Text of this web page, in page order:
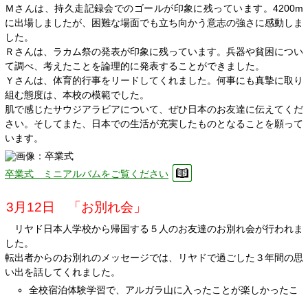
Ｍさんは、持久走記録会でのゴールが印象に残っています。4200m
に出場しましたが、困難な場面でも立ち向かう意志の強さに感動しま
した。
Ｒさんは、ラカム祭の発表が印象に残っています。兵器や貧困につい
て調べ、考えたことを論理的に発表することができました。
Ｙさんは、体育的行事をリードしてくれました。何事にも真摯に取り
組む態度は、本校の模範でした。
肌で感じたサウジアラビアについて、ぜひ日本のお友達に伝えてくだ
さい。そしてまた、日本での生活が充実したものとなることを願って
います。
卒業式 ミニアルバムをご覧ください
3月12日 「お別れ会」
リヤド日本人学校から帰国する５人のお友達のお別れ会が行われま
した。
転出者からのお別れのメッセージでは、リヤドで過ごした３年間の思
い出を話してくれました。
全校宿泊体験学習で、アルガラ山に入ったことが楽しかったこ